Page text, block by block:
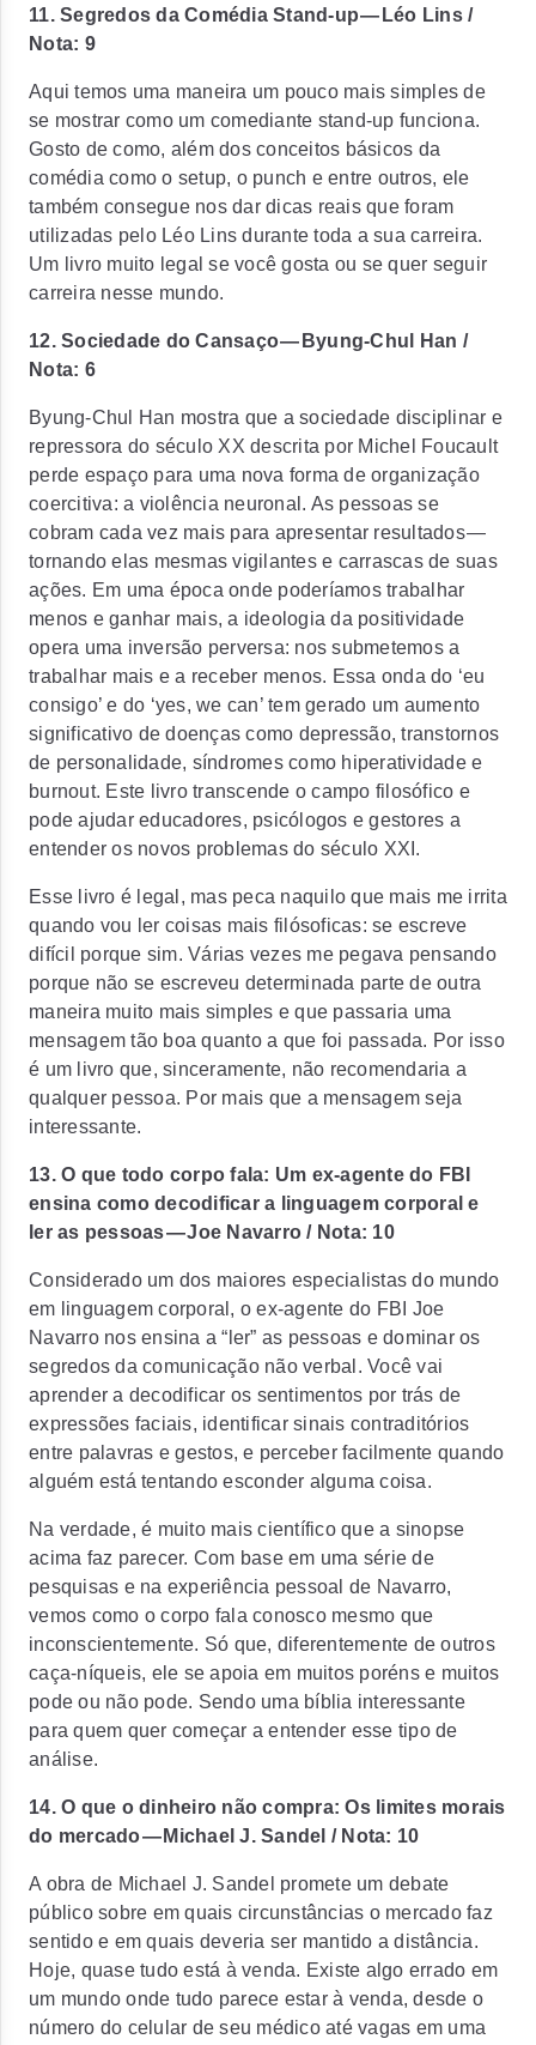
11. Segredos da Comédia Stand-up — Léo Lins /
Nota: 9
Aqui temos uma maneira um pouco mais simples de
se mostrar como um comediante stand-up funciona.
Gosto de como, além dos conceitos básicos da
comédia como o setup, o punch e entre outros, ele
também consegue nos dar dicas reais que foram
utilizadas pelo Léo Lins durante toda a sua carreira.
Um livro muito legal se você gosta ou se quer seguir
carreira nesse mundo.
12. Sociedade do Cansaço — Byung-Chul Han /
Nota: 6
Byung-Chul Han mostra que a sociedade disciplinar e
repressora do século XX descrita por Michel Foucault
perde espaço para uma nova forma de organização
coercitiva: a violência neuronal. As pessoas se
cobram cada vez mais para apresentar resultados —
tornando elas mesmas vigilantes e carrascas de suas
ações. Em uma época onde poderíamos trabalhar
menos e ganhar mais, a ideologia da positividade
opera uma inversão perversa: nos submetemos a
trabalhar mais e a receber menos. Essa onda do ‘eu
consigo’ e do ‘yes, we can’ tem gerado um aumento
significativo de doenças como depressão, transtornos
de personalidade, síndromes como hiperatividade e
burnout. Este livro transcende o campo filosófico e
pode ajudar educadores, psicólogos e gestores a
entender os novos problemas do século XXI.
Esse livro é legal, mas peca naquilo que mais me irrita
quando vou ler coisas mais filósoficas: se escreve
difícil porque sim. Várias vezes me pegava pensando
porque não se escreveu determinada parte de outra
maneira muito mais simples e que passaria uma
mensagem tão boa quanto a que foi passada. Por isso
é um livro que, sinceramente, não recomendaria a
qualquer pessoa. Por mais que a mensagem seja
interessante.
13. O que todo corpo fala: Um ex-agente do FBI
ensina como decodificar a linguagem corporal e
ler as pessoas — Joe Navarro / Nota: 10
Considerado um dos maiores especialistas do mundo
em linguagem corporal, o ex-agente do FBI Joe
Navarro nos ensina a “ler” as pessoas e dominar os
segredos da comunicação não verbal. Você vai
aprender a decodificar os sentimentos por trás de
expressões faciais, identificar sinais contraditórios
entre palavras e gestos, e perceber facilmente quando
alguém está tentando esconder alguma coisa.
Na verdade, é muito mais científico que a sinopse
acima faz parecer. Com base em uma série de
pesquisas e na experiência pessoal de Navarro,
vemos como o corpo fala conosco mesmo que
inconscientemente. Só que, diferentemente de outros
caça-níqueis, ele se apoia em muitos poréns e muitos
pode ou não pode. Sendo uma bíblia interessante
para quem quer começar a entender esse tipo de
análise.
14. O que o dinheiro não compra: Os limites morais
do mercado — Michael J. Sandel / Nota: 10
A obra de Michael J. Sandel promete um debate
público sobre em quais circunstâncias o mercado faz
sentido e em quais deveria ser mantido a distância.
Hoje, quase tudo está à venda. Existe algo errado em
um mundo onde tudo parece estar à venda, desde o
número do celular de seu médico até vagas em uma